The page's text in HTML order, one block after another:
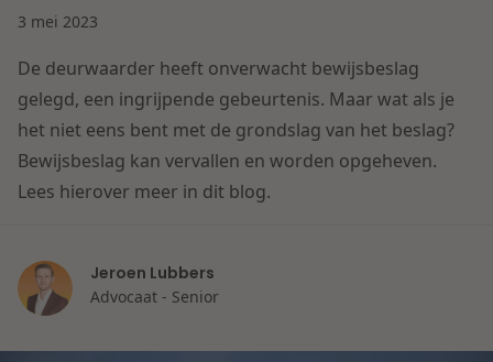
IE & Innovatie
Herstructurering & Insolventie
Zorg & Sociaal domein
Lees meer
Dichtbij de kansen en uitdagingen in de
woningbouw
Internationale partners
Werken bij
Contact
Nederlands
3 mei 2023
De deurwaarder heeft onverwacht bewijsbeslag
gelegd, een ingrijpende gebeurtenis. Maar wat als je
het niet eens bent met de grondslag van het beslag?
Bewijsbeslag kan vervallen en worden opgeheven.
Lees hierover meer in dit blog.
Jeroen Lubbers
Advocaat - Senior